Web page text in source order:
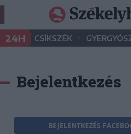
24H CSÍKSZÉK •
Bejelentkezés
BEJELENTKEZÉS